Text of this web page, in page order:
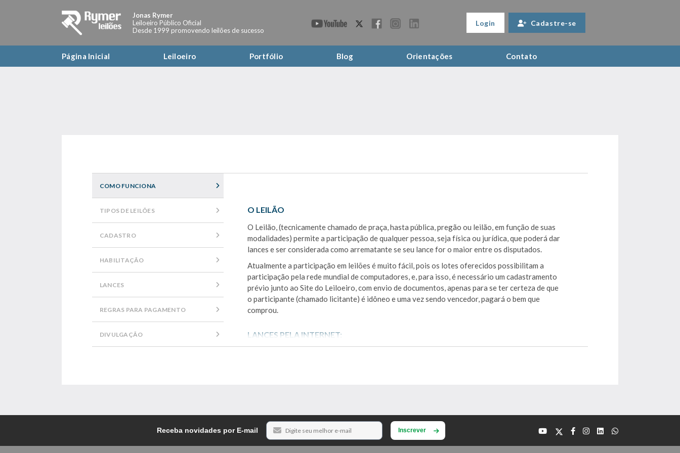
Jonas Rymer
Leiloeiro Público Oficial
Desde 1999 promovendo leilões de sucesso
Login Cadastre-se
Página Inicial Leiloeiro Portfólio Blog Orientações Contato
COMO FUNCIONA
TIPOS DE LEILÕES
CADASTRO
HABILITAÇÃO
LANCES
REGRAS PARA PAGAMENTO
DIVULGAÇÃO
O LEILÃO
O Leilão, (tecnicamente chamado de praça, hasta pública, pregão ou leilão, em função de suas
modalidades) permite a participação de qualquer pessoa, seja física ou jurídica, que poderá dar
lances e ser considerada como arrematante se seu lance for o maior entre os disputados.
Atualmente a participação em leilões é muito fácil, pois os lotes oferecidos possibilitam a
participação pela rede mundial de computadores, e, para isso, é necessário um cadastramento
prévio junto ao Site do Leiloeiro, com envio de documentos, apenas para se ter certeza de que
o participante (chamado licitante) é idôneo e uma vez sendo vencedor, pagará o bem que
comprou.
LANCES PELA INTERNET:
no site www.rymerleiloes.com.br, encaminhando os documentos solicitados no momento do
cadastramento, os quais serão analisados no prazo de até 72 horas.
O cadastramento é gratuito e requisito indispensável para a participação online no leilão,
Receba novidades por E-mail Inscrever